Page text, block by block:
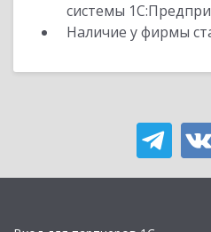
системы
Наличие у фирмы